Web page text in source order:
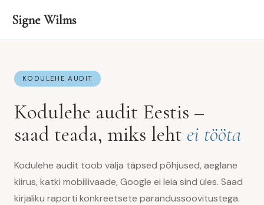
Signe Wilms
KODULEHE AUDIT
Kodulehe audit Eestis –
saad teada, miks leht ei tööta
Kodulehe audit toob välja täpsed põhjused, aeglane
kiirus, katki mobiilivaade, Google ei leia sind üles. Saad
kirjaliku raporti konkreetsete parandussoovitustega.